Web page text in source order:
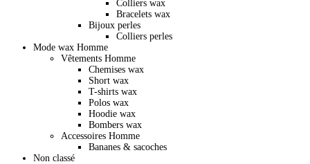
Colliers wax
Bracelets wax
Bijoux perles
Colliers perles
Mode wax Homme
Vêtements Homme
Chemises wax
Short wax
T-shirts wax
Polos wax
Hoodie wax
Bombers wax
Accessoires Homme
Bananes & sacoches
Non classé